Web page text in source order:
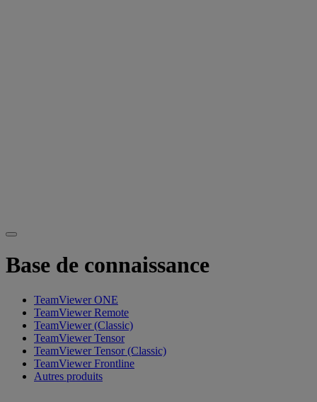
Base de connaissance
TeamViewer ONE
TeamViewer Remote
TeamViewer (Classic)
TeamViewer Tensor
TeamViewer Tensor (Classic)
TeamViewer Frontline
Autres produits